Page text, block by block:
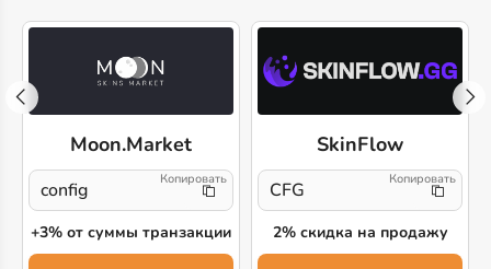
Moon.Market
config
+3% от суммы транзакции
SkinFlow
CFG
2% скидка на продажу